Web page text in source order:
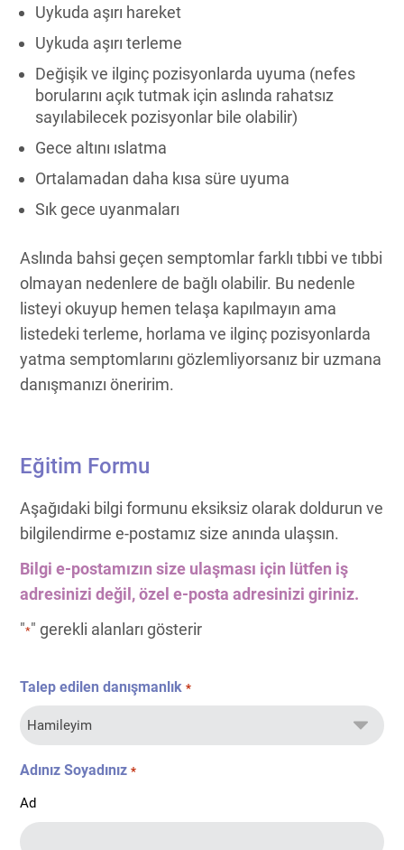
Uykuda aşırı hareket
Uykuda aşırı terleme
Değişik ve ilginç pozisyonlarda uyuma (nefes
borularını açık tutmak için aslında rahatsız
sayılabilecek pozisyonlar bile olabilir)
Gece altını ıslatma
Ortalamadan daha kısa süre uyuma
Sık gece uyanmaları
Aslında bahsi geçen semptomlar farklı tıbbi ve tıbbi
olmayan nedenlere de bağlı olabilir. Bu nedenle
listeyi okuyup hemen telaşa kapılmayın ama
listedeki terleme, horlama ve ilginç pozisyonlarda
yatma semptomlarını gözlemliyorsanız bir uzmana
danışmanızı öneririm.
Eğitim Formu
Aşağıdaki bilgi formunu eksiksiz olarak doldurun ve
bilgilendirme e-postamız size anında ulaşsın.
Bilgi e-postamızın size ulaşması için lütfen iş
adresinizi değil, özel e-posta adresinizi giriniz.
"*" gerekli alanları gösterir
Talep edilen danışmanlık *
Adınız Soyadınız *
Ad